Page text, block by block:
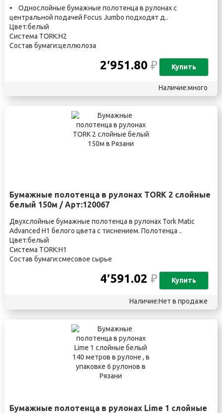
• Однослойные бумажные полотенца в рулонах с
центральной подачей Focus Jumbo подходят д..
Цвет:белый
Система TORK:H2
Состав бумаги:целлюлоза
2′951.80₽ Купить
Наличие:много
Бумажные полотенца в рулонах TORK 2 слойные
белый 150м / Арт:120067
Двухслойные бумажные полотенца в рулонах Tork Matic
Advanced H1 белого цвета с тиснением. Полотенца ..
Цвет:белый
Система TORK:H1
Состав бумаги:смесовое сырье
4′591.02₽ Купить
Наличие:Нет в продаже
Бумажные полотенца в рулонах Lime 1 слойные